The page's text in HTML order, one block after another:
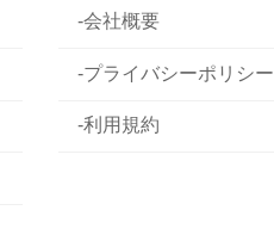
-会社概要
-プライバシーポリシー
-利用規約